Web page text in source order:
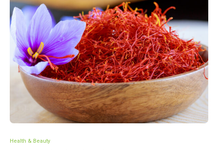
Health & Beauty